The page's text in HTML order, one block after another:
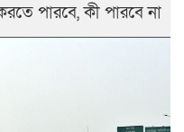
পারবে, কী পারবে না